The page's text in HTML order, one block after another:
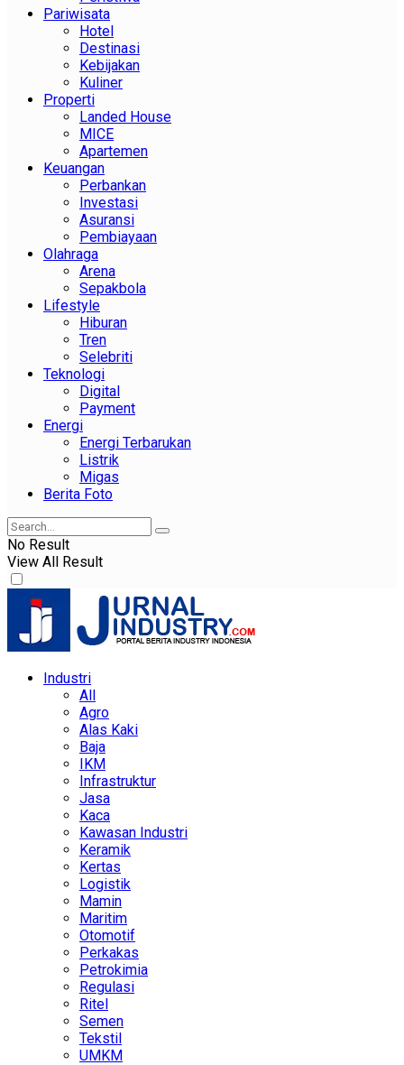
Pariwisata
Hotel
Destinasi
Kebijakan
Kuliner
Properti
Landed House
MICE
Apartemen
Keuangan
Perbankan
Investasi
Asuransi
Pembiayaan
Olahraga
Arena
Sepakbola
Lifestyle
Hiburan
Tren
Selebriti
Teknologi
Digital
Payment
Energi
Energi Terbarukan
Listrik
Migas
Berita Foto
No Result
View All Result
Industri
All
Agro
Alas Kaki
Baja
IKM
Infrastruktur
Jasa
Kaca
Kawasan Industri
Keramik
Kertas
Logistik
Mamin
Maritim
Otomotif
Perkakas
Petrokimia
Regulasi
Ritel
Semen
Tekstil
UMKM